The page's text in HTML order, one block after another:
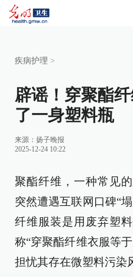
疾病护理 >
辟谣！穿聚酯
了一身塑料瓶
来源： 扬子晚报
2025-12-24 10:22
聚酯纤维，一种常见
突然遭遇互联网口碑“
纤维服装是用废弃塑
称“穿聚酯纤维衣服等
担忧其存在微塑料污染